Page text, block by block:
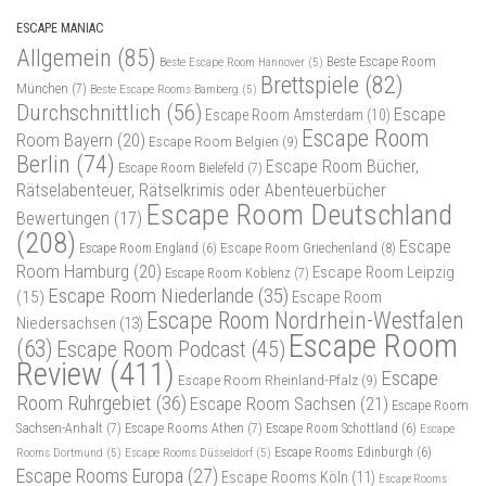
ESCAPE MANIAC
Allgemein (85) Beste Escape Room Hannover (5) Beste Escape Room
München (7) Beste Escape Rooms Bamberg (5) Brettspiele (82)
Durchschnittlich (56) Escape Room Amsterdam (10) Escape
Room Bayern (20) Escape Room Belgien (9) Escape Room
Berlin (74) Escape Room Bielefeld (7) Escape Room Bücher,
Rätselabenteuer, Rätselkrimis oder Abenteuerbücher
Bewertungen (17) Escape Room Deutschland
(208) Escape Room England (6) Escape Room Griechenland (8) Escape
Room Hamburg (20) Escape Room Koblenz (7) Escape Room Leipzig
(15) Escape Room Niederlande (35) Escape Room
Niedersachsen (13) Escape Room Nordrhein-Westfalen
(63) Escape Room Podcast (45) Escape Room
Review (411) Escape Room Rheinland-Pfalz (9) Escape
Room Ruhrgebiet (36) Escape Room Sachsen (21) Escape Room
Sachsen-Anhalt (7) Escape Rooms Athen (7) Escape Room Schottland (6) Escape
Rooms Dortmund (5) Escape Rooms Düsseldorf (5) Escape Rooms Edinburgh (6)
Escape Rooms Europa (27) Escape Rooms Köln (11) Escape Rooms